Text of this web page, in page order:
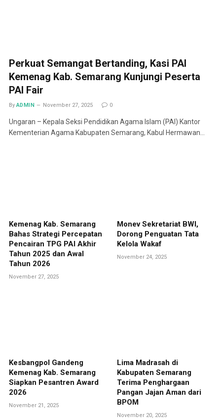
Perkuat Semangat Bertanding, Kasi PAI
Kemenag Kab. Semarang Kunjungi Peserta
PAI Fair
By ADMIN November 27, 2025 0
Ungaran – Kepala Seksi Pendidikan Agama Islam (PAI) Kantor
Kementerian Agama Kabupaten Semarang, Kabul Hermawan…
Kemenag Kab. Semarang
Bahas Strategi Percepatan
Pencairan TPG PAI Akhir
Tahun 2025 dan Awal
Tahun 2026
November 27, 2025
Monev Sekretariat BWI,
Dorong Penguatan Tata
Kelola Wakaf
November 24, 2025
Kesbangpol Gandeng
Kemenag Kab. Semarang
Siapkan Pesantren Award
2026
November 21, 2025
Lima Madrasah di
Kabupaten Semarang
Terima Penghargaan
Pangan Jajan Aman dari
BPOM
November 20, 2025